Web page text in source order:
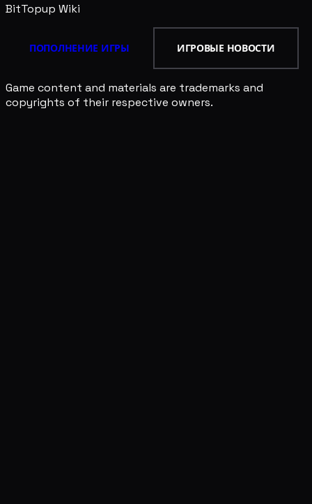
BitTopup Wiki
ПОПОЛНЕНИЕ ИГРЫ ИГРОВЫЕ НОВОСТИ
Game content and materials are trademarks and
copyrights of their respective owners.